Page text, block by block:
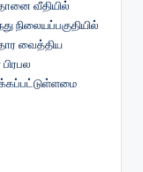
வீதியில்
நிலையப்பகுதியில்
வைத்திய